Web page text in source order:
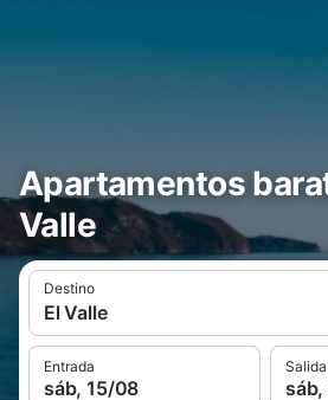
Apartamentos
Valle
Destino
El Valle
Entrada
sáb, 15/08
Salida